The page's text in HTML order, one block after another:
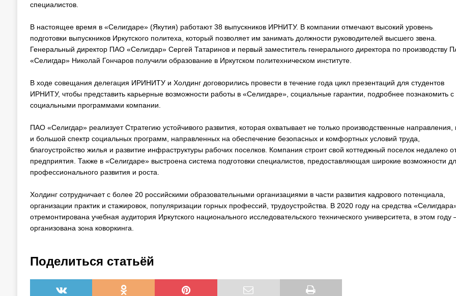
специалистов.
В настоящее время в «Селигдаре» (Якутия) работают 38 выпускников ИРНИТУ. В компании отмечают высокий уровень
подготовки выпускников Иркутского политеха, который позволяет им занимать должности руководителей высшего звена.
Генеральный директор ПАО «Селигдар» Сергей Татаринов и первый заместитель генерального директора по производству
«Селигдар» Николай Гончаров получили образование в Иркутском политехническом институте.
В ходе совещания делегация ИРИНИТУ и Холдинг договорились провести в течение года цикл презентаций для студентов
ИРНИТУ, чтобы представить карьерные возможности работы в «Селигдаре», социальные гарантии, подробнее познакомить с
социальными программами компании.
ПАО «Селигдар» реализует Стратегию устойчивого развития, которая охватывает не только производственные направления,
и большой спектр социальных программ, направленных на обеспечение безопасных и комфортных условий труда,
благоустройство жилья и развитие инфраструктуры рабочих поселков. Компания строит свой коттеджный поселок недалеко
предприятия. Также в «Селигдаре» выстроена система подготовки специалистов, предоставляющая широкие возможности
профессионального развития и роста.
Холдинг сотрудничает с более 20 российскими образовательными организациями в части развития кадрового потенциала,
организации практик и стажировок, популяризации горных профессий, трудоустройства. В 2020 году на средства
отремонтирована учебная аудитория Иркутского национального исследовательского технического университета, в этом году
организована зона коворкинга.
Поделиться статьёй